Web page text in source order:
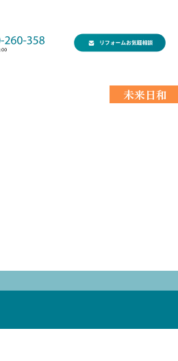
未来日和